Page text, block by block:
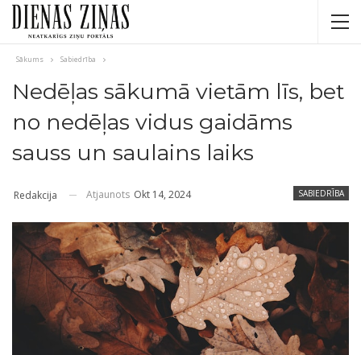
Sākums Sabiedrība
Nedēļas sākumā vietām līs, bet
no nedēļas vidus gaidāms
sauss un saulains laiks
SABIEDRĪBA
Redakcija Atjaunots Okt 14, 2024